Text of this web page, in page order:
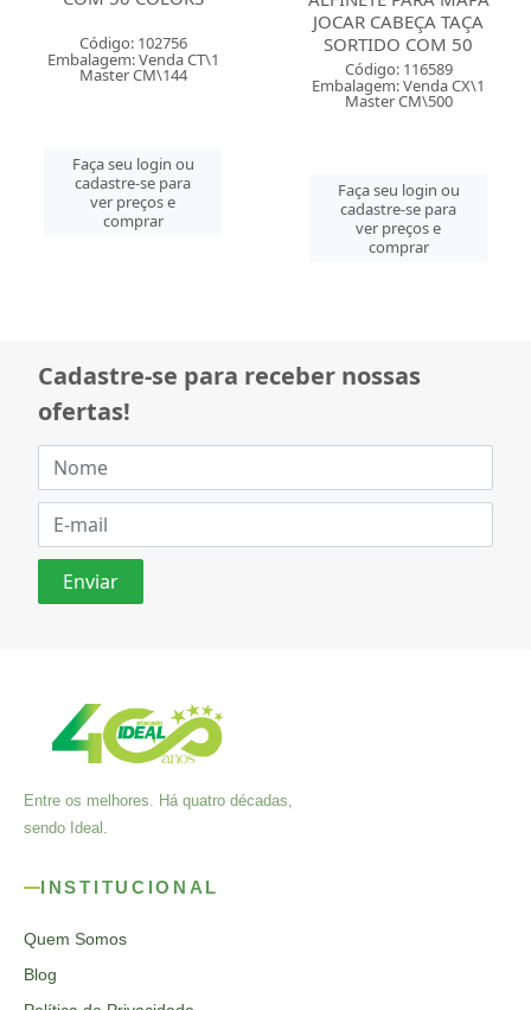
Código: 102756
Embalagem: Venda CT\1
Master CM\144
Faça seu login ou
cadastre-se para
ver preços e
comprar
JOCAR CABEÇA TAÇA
SORTIDO COM 50
Código: 116589
Embalagem: Venda CX\1
Master CM\500
Faça seu login ou
cadastre-se para
ver preços e
comprar
Cadastre-se para receber nossas
ofertas!
Entre os melhores. Há quatro décadas,
sendo Ideal.
INSTITUCIONAL
Quem Somos
Blog